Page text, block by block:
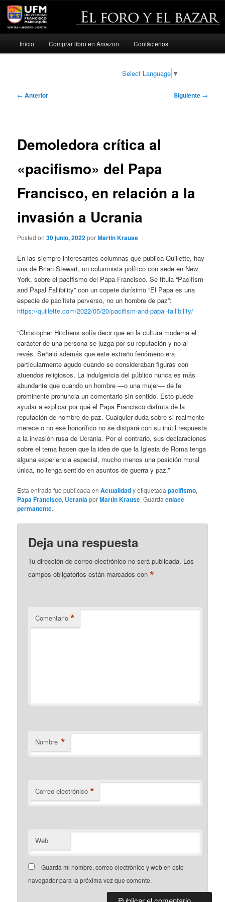
Ir
Inicio Comprar libro en Amazon Contáctenos
Select Language ▼
Navegación
← Anterior Siguiente →
Demoledora crítica al
«pacifismo» del Papa
Francisco, en relación a la
invasión a Ucrania
Posted on30 junio, 2022porMartin Krause
En las siempre interesantes columnas que publica Quillette, hay
una de Brian Stewart, un columnista político con sede en New
York, sobre el pacifismo del Papa Francisco. Se titula “Pacifism
and Papal Fallibility” con un copete durísimo “El Papa es una
especie de pacifista perverso, no un hombre de paz”:
https://quillette.com/2022/05/20/pacifism-and-papal-fallibility/
“Christopher Hitchens solía decir que en la cultura moderna el
carácter de una persona se juzga por su reputación y no al
revés. Señaló además que este extraño fenómeno era
particularmente agudo cuando se consideraban figuras con
atuendos religiosos. La indulgencia del público nunca es más
abundante que cuando un hombre —o una mujer— de fe
prominente pronuncia un comentario sin sentido. Esto puede
ayudar a explicar por qué el Papa Francisco disfruta de la
reputación de hombre de paz. Cualquier duda sobre si realmente
merece o no ese honorífico no se disipará con su inútil respuesta
a la invasión rusa de Ucrania. Por el contrario, sus declaraciones
sobre el tema hacen que la idea de que la Iglesia de Roma tenga
alguna experiencia especial, mucho menos una posición moral
única, no tenga sentido en asuntos de guerra y paz.”
Esta entrada fue publicada enActualidady etiquetadapacifismo,
Papa Francisco, UcraniaporMartin Krause. Guardaenlace
permanente.
Deja una respuesta
Tu dirección de correo electrónico no será publicada. Los
campos obligatorios están marcados con*
Comentario *
Nombre *
Correo electrónico *
Web
Guarda mi nombre, correo electrónico y web en este
navegador para la próxima vez que comente.